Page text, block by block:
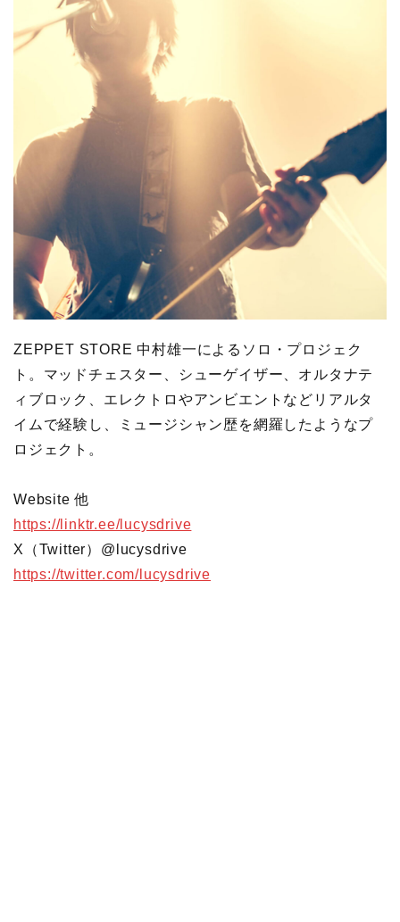
ZEPPET STORE 中村雄一によるソロ・プロジェク
ト。マッドチェスター、シューゲイザー、オルタナテ
ィブロック、エレクトロやアンビエントなどリアルタ
イムで経験し、ミュージシャン歴を網羅したようなプ
ロジェクト。
Website 他
https://linktr.ee/lucysdrive
X（Twitter）@lucysdrive
https://twitter.com/lucysdrive